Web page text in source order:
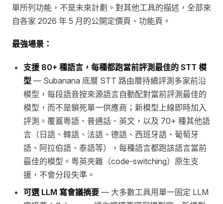
單所列功能，不是未來計劃。對其他工具的描述，全部來
自各家 2026 年 5 月的公開定價頁、功能頁。
最強場景：
支援 80+ 種語言，每種都跑當前評測最佳的 STT 模
型 — Subanana 底層 STT 路由層持續評測多家前沿
模型，每段語音按來源語言自動配對當前評測最佳的
模型，而不是鎖死單一供應商；新模型上線即時加入
評測。覆蓋粵語、普通話、英文，以及 70+ 種其他語
言（日語、韓語、法語、德語、西班牙語、葡萄牙
語、阿拉伯語、泰語等），每種語言都跑該語言當前
最佳的模型。粵英夾雜（code-switching）原生支
援，不會分段失準。
可選 LLM 寫會議摘要 — 大多數工具用單一固定 LLM